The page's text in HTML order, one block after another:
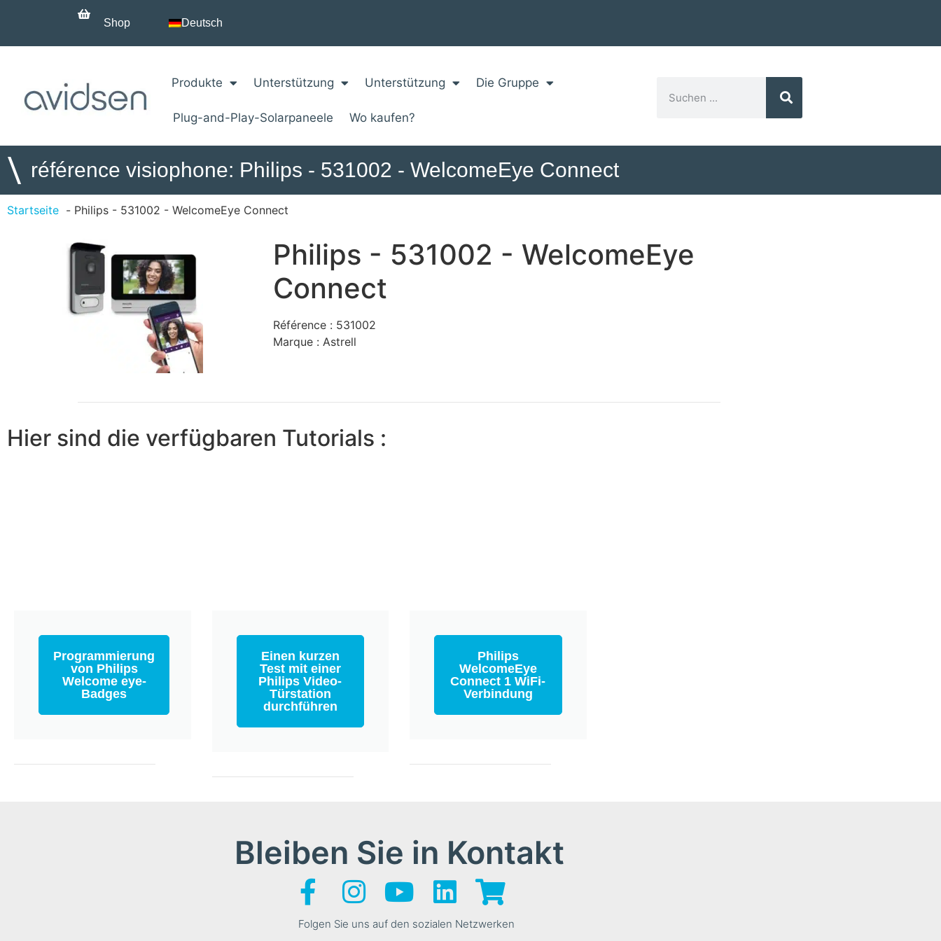
Shop Deutsch
Produkte Unterstützung Unterstützung Die Gruppe
Plug-and-Play-Solarpaneele Wo kaufen?
\ référence visiophone: Philips - 531002 - WelcomeEye Connect
Startseite Philips - 531002 - WelcomeEye Connect
Philips - 531002 - WelcomeEye
Connect
Référence : 531002
Marque : Astrell
Hier sind die verfügbaren Tutorials :
Programmierung
von Philips
Welcome eye-
Badges
Einen kurzen
Test mit einer
Philips Video-
Türstation
durchführen
Philips
WelcomeEye
Connect 1 WiFi-
Verbindung
Bleiben Sie in Kontakt
Folgen Sie uns auf den sozialen Netzwerken